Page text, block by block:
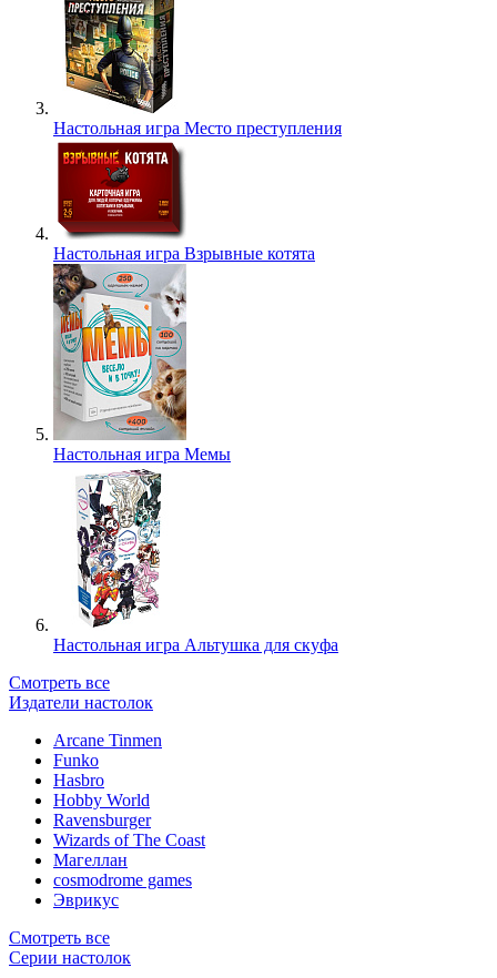
Настольная игра Место преступления
Настольная игра Взрывные котята
Настольная игра Мемы
Настольная игра Альтушка для скуфа
Смотреть все
Издатели настолок
Arcane Tinmen
Funko
Hasbro
Hobby World
Ravensburger
Wizards of The Coast
Магеллан
сosmodrome games
Эврикус
Смотреть все
Серии настолок